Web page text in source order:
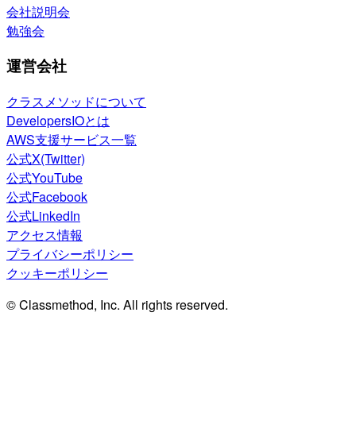
会社説明会
勉強会
運営会社
クラスメソッドについて
DevelopersIOとは
AWS支援サービス一覧
公式X(Twitter)
公式YouTube
公式Facebook
公式LinkedIn
アクセス情報
プライバシーポリシー
クッキーポリシー
© Classmethod, Inc. All rights reserved.